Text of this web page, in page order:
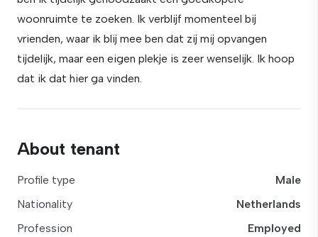
woonruimte te zoeken. Ik verblijf momenteel bij
vrienden, waar ik blij mee ben dat zij mij opvangen
tijdelijk, maar een eigen plekje is zeer wenselijk. Ik hoop
dat ik dat hier ga vinden.
About tenant
Profile type
Male
Nationality
Netherlands
Profession
Employed